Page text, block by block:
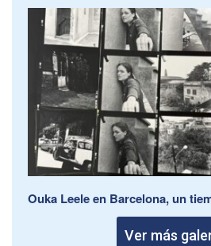
Ouka Leele en Barcelona, un
Ver más